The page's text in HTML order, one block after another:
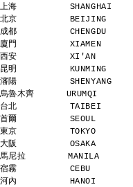
上海
北京          BEIJING
成都
廈門          XIAMEN
西安          XI'AN
昆明          KUNMING
瀋陽
烏魯木齊
台北          TAIBEI
首爾          SEOUL
東京          TOKYO
大阪          OSAKA
馬尼拉        MANILA
宿霧          CEBU
河內          HANOI